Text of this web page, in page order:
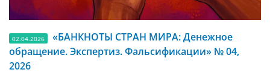
02.04.2026
«БАНКНОТЫ СТРАН МИРА: Денежное
обращение. Экспертиз. Фальсификации» № 04,
2026